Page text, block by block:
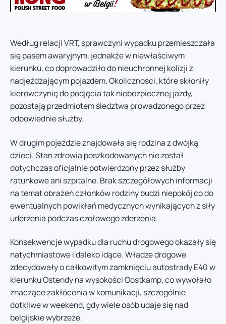
Według relacji VRT, sprawczyni wypadku przemieszczała
się pasem awaryjnym, jednakże w niewłaściwym
kierunku, co doprowadziło do nieuchronnej kolizji z
nadjeżdżającym pojazdem. Okoliczności, które skłoniły
kierowczynię do podjęcia tak niebezpiecznej jazdy,
pozostają przedmiotem śledztwa prowadzonego przez
odpowiednie służby.
W drugim pojeździe znajdowała się rodzina z dwójką
dzieci. Stan zdrowia poszkodowanych nie został
dotychczas oficjalnie potwierdzony przez służby
ratunkowe ani szpitalne. Brak szczegółowych informacji
na temat obrażeń członków rodziny budzi niepokój co do
ewentualnych powikłań medycznych wynikających z siły
uderzenia podczas czołowego zderzenia.
Konsekwencje wypadku dla ruchu drogowego okazały się
natychmiastowe i daleko idące. Władze drogowe
zdecydowały o całkowitym zamknięciu autostrady E40 w
kierunku Ostendy na wysokości Oostkamp, co wywołało
znaczące zakłócenia w komunikacji, szczególnie
dotkliwe w weekend, gdy wiele osób udaje się nad
belgijskie wybrzeże.